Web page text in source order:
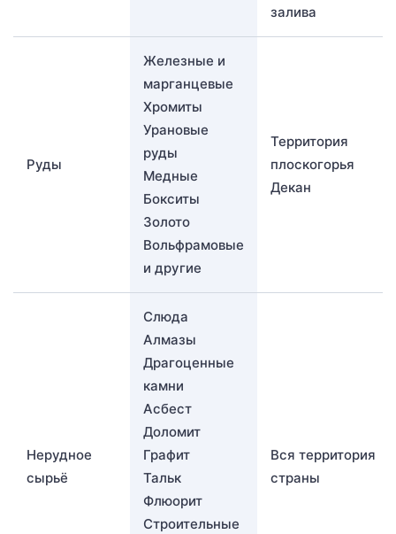
залива
Руды
Железные и
марганцевые
Хромиты
Урановые
руды
Медные
Бокситы
Золото
Вольфрамовые
и другие
Территория
плоскогорья
Декан
Нерудное
сырьё
Слюда
Алмазы
Драгоценные
камни
Асбест
Доломит
Графит
Тальк
Флюорит
Строительные
Вся территория
страны